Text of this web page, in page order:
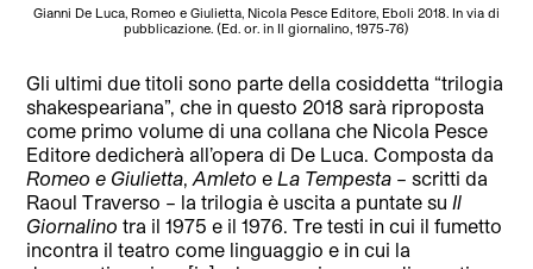
Gianni De Luca, Romeo e Giulietta, Nicola Pesce Editore, Eboli 2018. In via di
pubblicazione. (Ed. or. in Il giornalino, 1975-76)
Gli ultimi due titoli sono parte della cosiddetta “trilogia
shakespeariana”, che in questo 2018 sarà riproposta
come primo volume di una collana che Nicola Pesce
Editore dedicherà all’opera di De Luca. Composta da
Romeo e Giulietta,Amleto eLa Tempesta – scritti da
Raoul Traverso – la trilogia è uscita a puntate suIl
Giornalino tra il 1975 e il 1976. Tre testi in cui il fumetto
incontra il teatro come linguaggio e in cui la